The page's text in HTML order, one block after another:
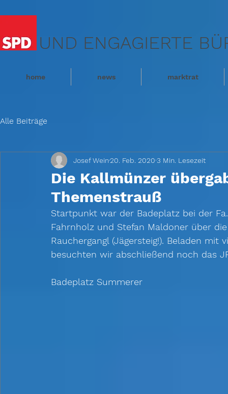
UND ENGAGIERTE
home news marktrat
Alle Beiträge
Die Kallmünzer
Themenstrauß
Josef Wein20. Feb. 2020 3 Min. Lesezeit
Startpunkt war der Badeplatz bei der
Fahrnholz und Stefan Maldoner über
Rauchergangl (Jägersteig!). Beladen mit
besuchten wir abschließend noch das
Badeplatz Summerer